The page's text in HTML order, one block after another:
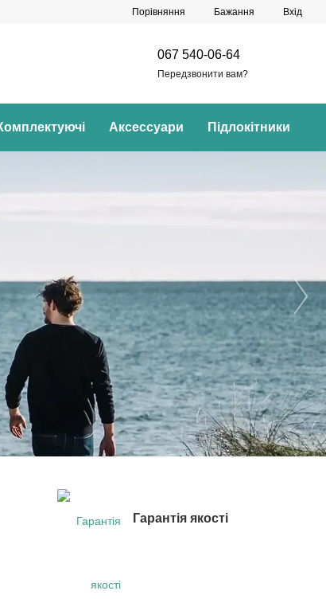
Порівняння Бажання Вхід
067 540-06-64
Передзвонити вам?
Аксессуари Підлокітники
Гарантія якості